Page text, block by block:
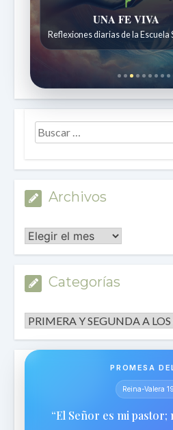
Historias bíblicas para
Historias bíblicas para niños de 7
Archivos
Archivos
Categorías
Categorías
PROMESA
Reina-Valera
“El Señor es mi pastor;